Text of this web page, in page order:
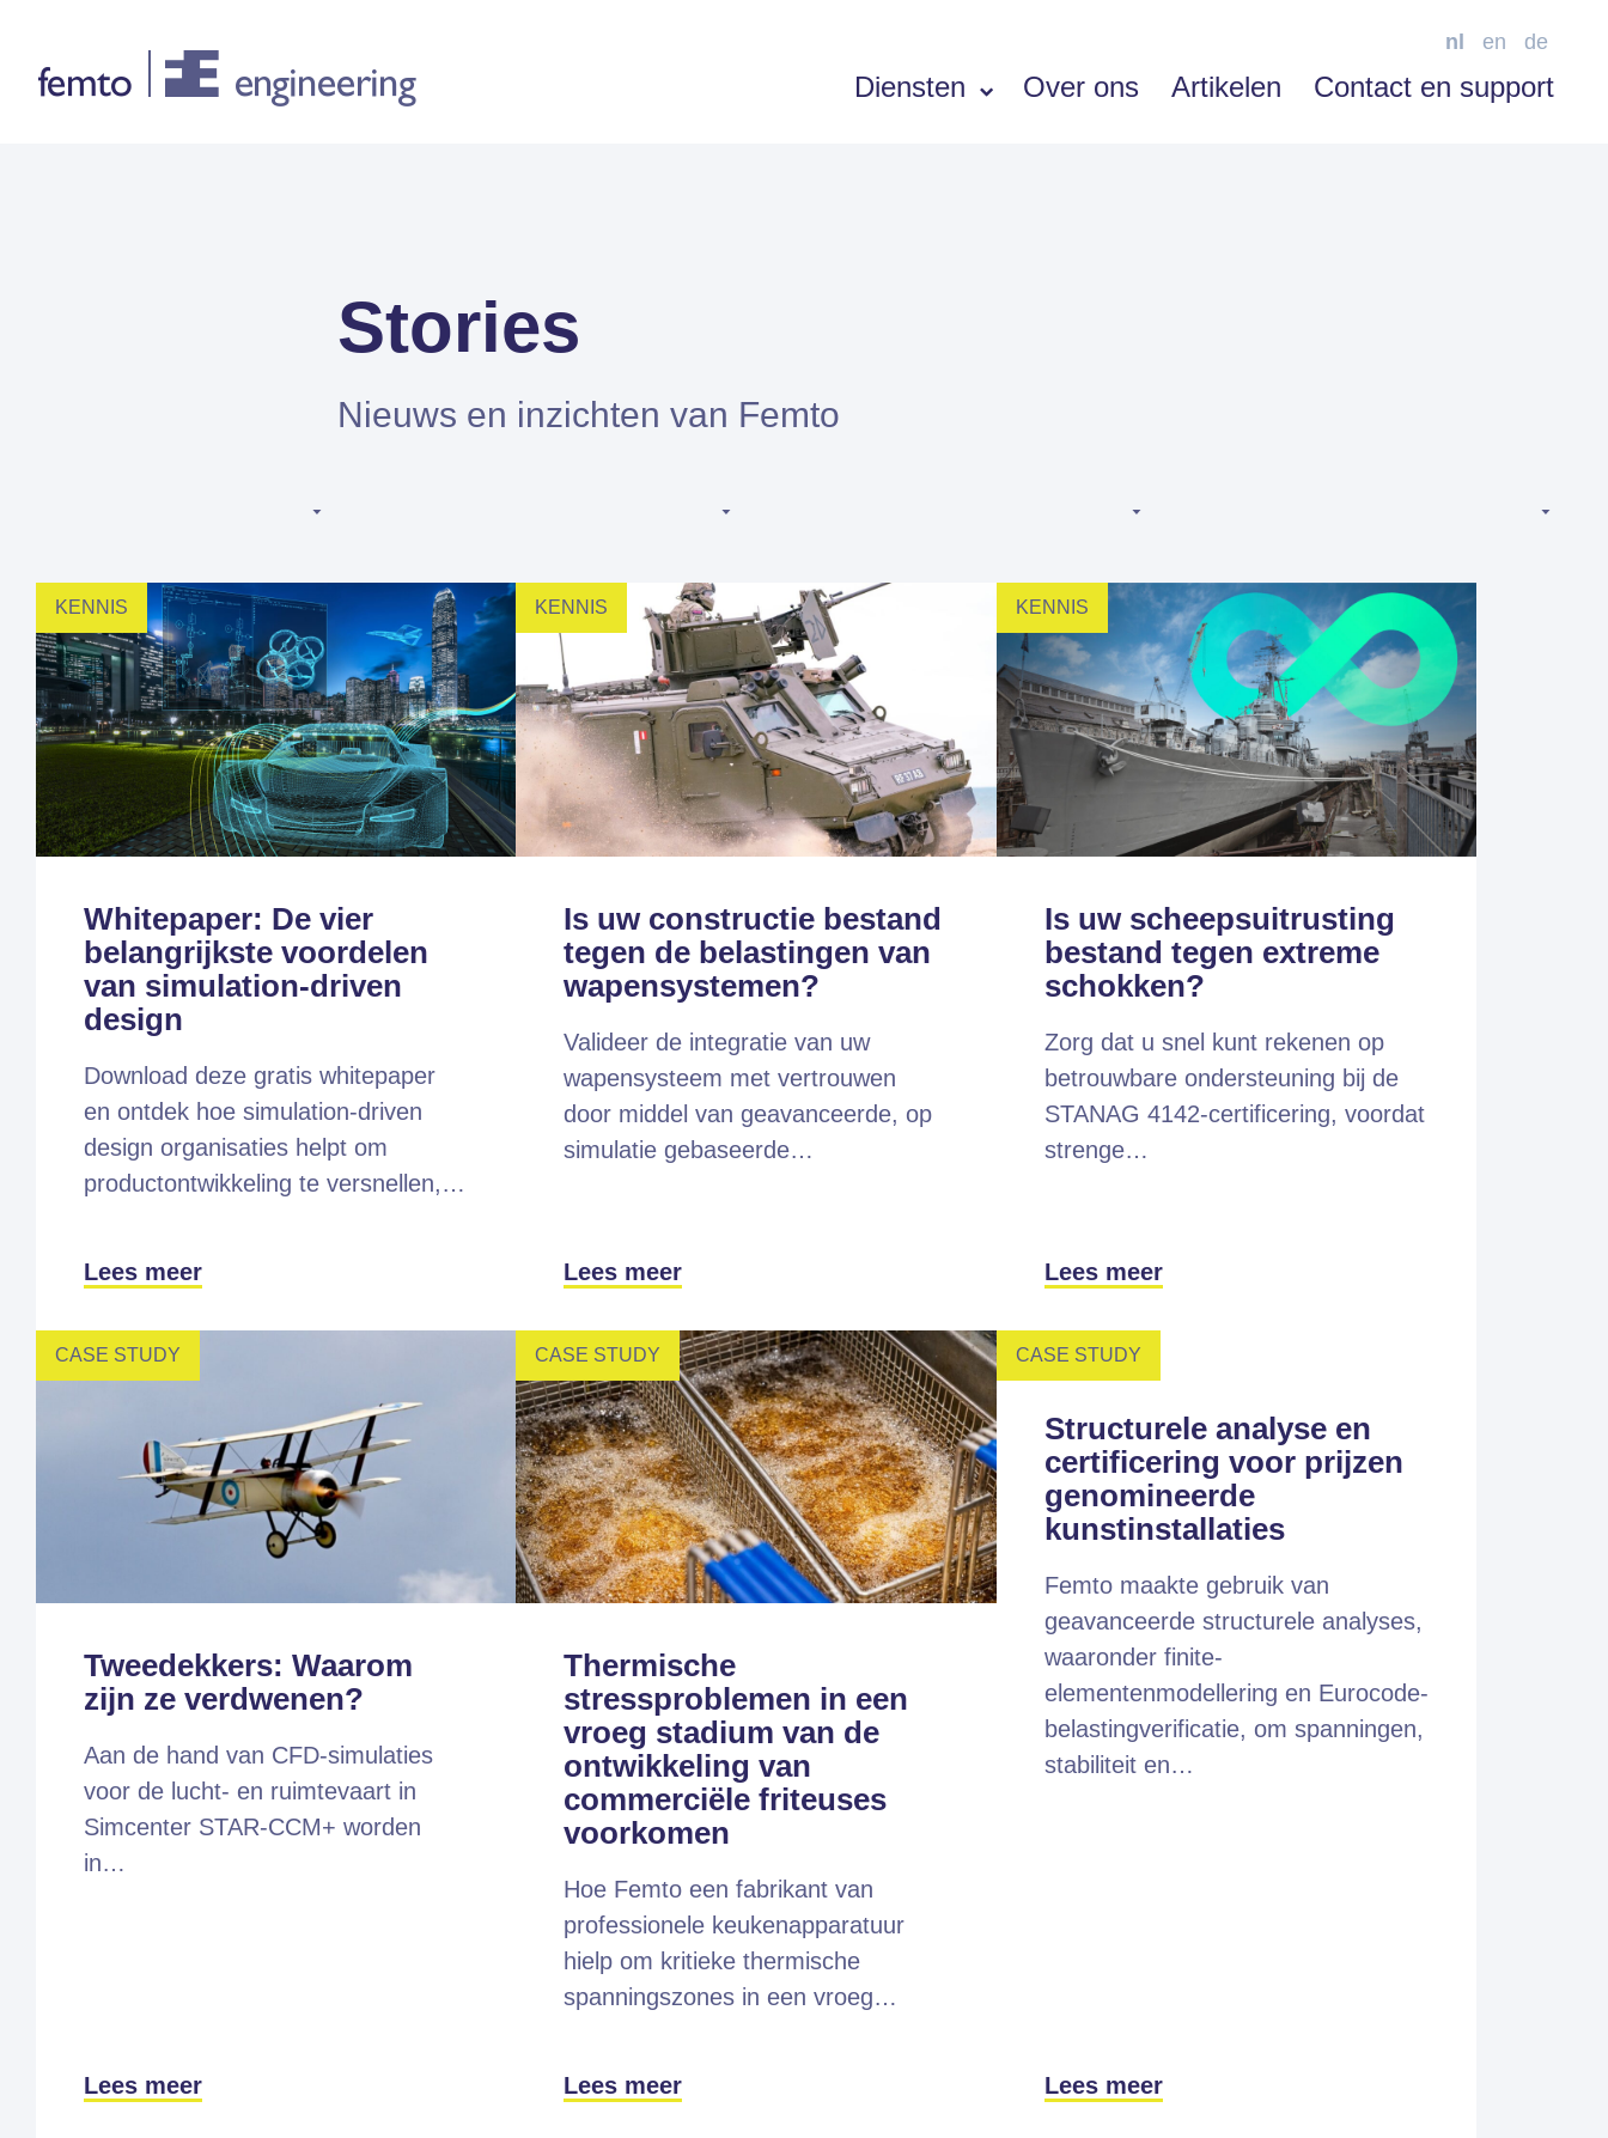
Diensten Over ons Artikelen Contact en support
nl en de
Simcenter Amesim
Altair SimSolid
Altair PhysicsAI
Femto is Expert Partner van Siemens
Stories
Nieuws en inzichten van Femto
KENNIS
Whitepaper: De vier
belangrijkste voordelen
van simulation-driven
design
Download deze gratis whitepaper
en ontdek hoe simulation-driven
design organisaties helpt om
productontwikkeling te versnellen,…
Lees meer
KENNIS
Is uw constructie bestand
tegen de belastingen van
wapensystemen?
Valideer de integratie van uw
wapensysteem met vertrouwen
door middel van geavanceerde, op
simulatie gebaseerde…
Lees meer
KENNIS
Is uw scheepsuitrusting
bestand tegen extreme
schokken?
Zorg dat u snel kunt rekenen op
betrouwbare ondersteuning bij de
STANAG 4142-certificering, voordat
strenge…
Lees meer
CASE STUDY
Tweedekkers: Waarom
zijn ze verdwenen?
Aan de hand van CFD-simulaties
voor de lucht- en ruimtevaart in
Simcenter STAR-CCM+ worden
in…
Lees meer
CASE STUDY
Thermische
stressproblemen in een
vroeg stadium van de
ontwikkeling van
commerciële friteuses
voorkomen
Hoe Femto een fabrikant van
professionele keukenapparatuur
hielp om kritieke thermische
spanningszones in een vroeg…
Lees meer
CASE STUDY
Structurele analyse en
certificering voor prijzen
genomineerde
kunstinstallaties
Femto maakte gebruik van
geavanceerde structurele analyses,
waaronder finite-
elementenmodellering en Eurocode-
belastingverificatie, om spanningen,
stabiliteit en…
Lees meer